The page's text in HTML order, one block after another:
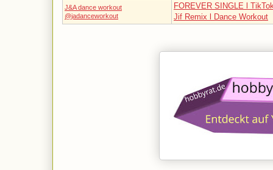
J&A dance workout
@jadanceworkout
FOREVER SINGLE l
Jif Remix l Dance Workout